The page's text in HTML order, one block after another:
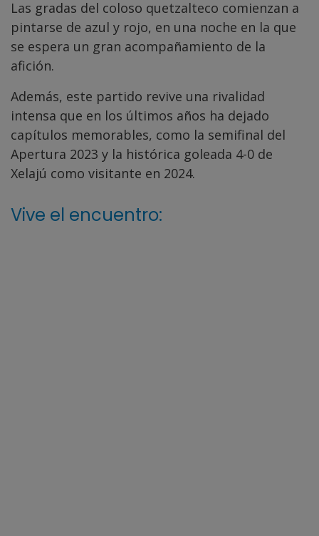
Las gradas del coloso quetzalteco comienzan a
pintarse de azul y rojo, en una noche en la que
se espera un gran acompañamiento de la
afición.
Además, este partido revive una rivalidad
intensa que en los últimos años ha dejado
capítulos memorables, como la semifinal del
Apertura 2023 y la histórica goleada 4-0 de
Xelajú como visitante en 2024.
Vive el encuentro: